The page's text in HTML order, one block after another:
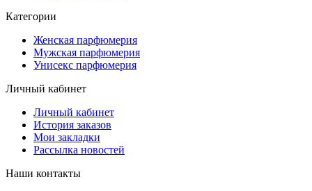
Категории
Женская парфюмерия
Мужская парфюмерия
Унисекс парфюмерия
Личный кабинет
Личный кабинет
История заказов
Мои закладки
Рассылка новостей
Наши контакты